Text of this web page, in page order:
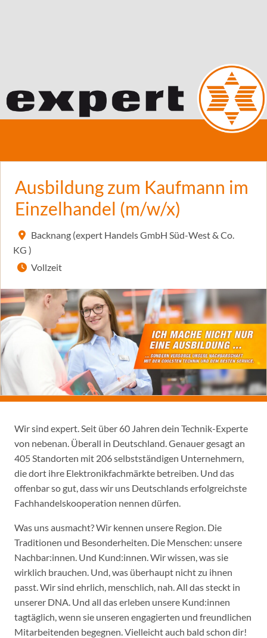
Ausbildung zum Kaufmann im
Einzelhandel (m/w/x)
Backnang (expert Handels GmbH Süd-West & Co.
KG )
Vollzeit
Wir sind expert. Seit über 60 Jahren dein Technik-Experte
von nebenan. Überall in Deutschland. Genauer gesagt an
405 Standorten mit 206 selbstständigen Unternehmern,
die dort ihre Elektronikfachmärkte betreiben. Und das
offenbar so gut, dass wir uns Deutschlands erfolgreichste
Fachhandelskooperation nennen dürfen.
Was uns ausmacht? Wir kennen unsere Region. Die
Traditionen und Besonderheiten. Die Menschen: unsere
Nachbar:innen. Und Kund:innen. Wir wissen, was sie
wirklich brauchen. Und, was überhaupt nicht zu ihnen
passt. Wir sind ehrlich, menschlich, nah. All das steckt in
unserer DNA. Und all das erleben unsere Kund:innen
tagtäglich, wenn sie unseren engagierten und freundlichen
Mitarbeitenden begegnen. Vielleicht auch bald schon dir!